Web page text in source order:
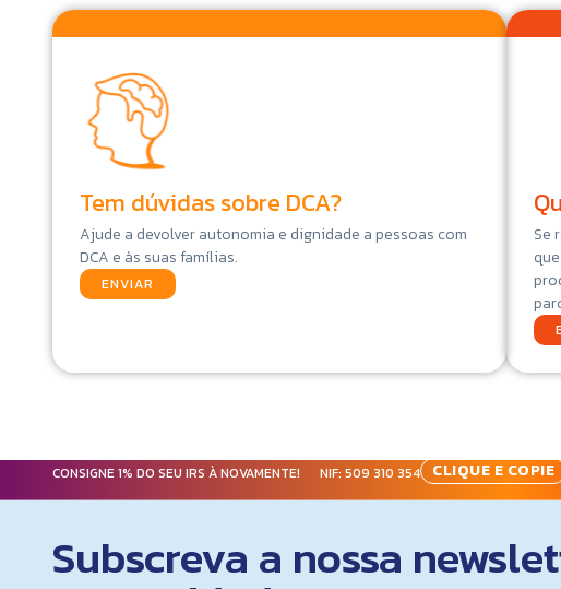
Tem dúvidas sobre DCA?
Ajude a devolver autonomia e dignidade a pessoas com
DCA e às suas famílias.
ENVIAR
Se
CONSIGNE 1% DO SEU IRS À NOVAMENTE! NIF: 509 310 354 CLIQUE E COPIE
Subscreva a nossa